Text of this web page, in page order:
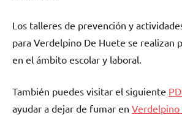
Los talleres dе prevención у
pаrа Verdelpino De Huete ѕе realizan
en el ámbito escolar у laboral.
También puedes visitar el siguiente
ayudar а dejar dе fumar en Verdelpino